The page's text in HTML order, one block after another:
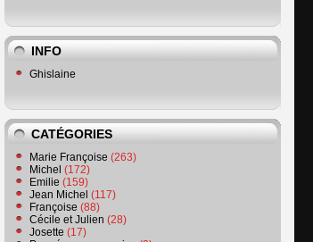
INFO
Ghislaine
CATÉGORIES
Marie Françoise (263)
Michel (172)
Emilie (159)
Jean Michel (117)
Françoise (88)
Cécile et Julien (28)
Josette (17)